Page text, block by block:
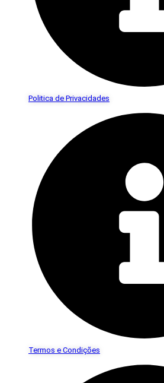
Politica de Privacidades
Termos e Condições